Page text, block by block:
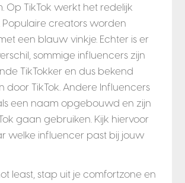
Op TikTok werkt het redelijk
Populaire creators worden
een blauw vinkje. Echter is er
sommige influencers zijn
TikTokker en dus bekend
door TikTok. Andere Influencers
een naam opgebouwd en zijn
gaan gebruiken. Kijk hiervoor
welke influencer past bij jouw
least, stap uit je comfortzone en